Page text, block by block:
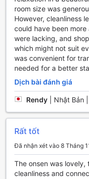
phút thú vị.
Tiện nghi thuận tiện
Fukumatsu
Kinugawa Onsen
Nhật Bản, nơi mang
thuận tiện để tận
cung cấp Wi-Fi miễn
trong các khu vực
khu vực được chỉ định
cho cả du khách hút
Kashobou Fukumatsu
giúp du khách dễ
thời gian lưu trú.
room size was
However, cleanliness
could have been
were lacking, and
which might not suit
was convenient for
needed for a better
Dịch bài đánh giá
Rendy Nhật Bản
Rất tốt
Đã nhận xét vào 8 Tháng
The onsen was
cleanliness and